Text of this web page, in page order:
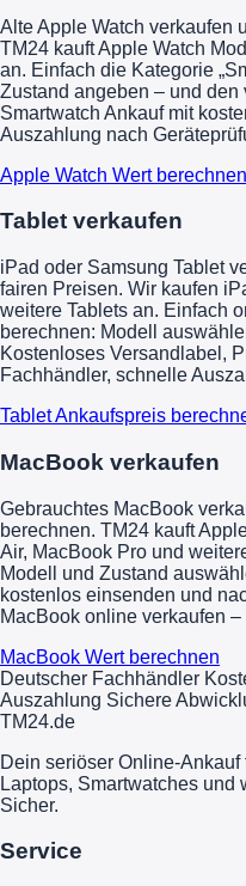
Alte Apple Watch verkaufen
TM24 kauft Apple Watch
an. Einfach die Kategorie
Zustand angeben – und
Smartwatch Ankauf mit
Auszahlung nach
Apple Watch Wert berechnen
Tablet verkaufen
iPad oder Samsung Tablet
fairen Preisen. Wir kaufen
weitere Tablets an. Einfach
berechnen: Modell
Kostenloses Versandlabel,
Fachhändler, schnelle
Tablet Ankaufspreis
MacBook verkaufen
Gebrauchtes MacBook
berechnen. TM24 kauft
Air, MacBook Pro und
Modell und Zustand
kostenlos einsenden und
MacBook online verkaufen –
MacBook Wert berechnen
Deutscher Fachhändler
Auszahlung Sichere
TM24.de
Dein seriöser Online-Ankauf
Laptops, Smartwatches und
Sicher.
Service